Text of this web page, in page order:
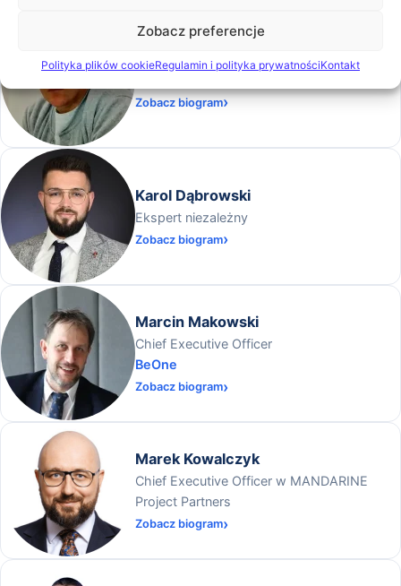
Zobacz preferencje
Polityka plików cookieRegulamin i polityka prywatnościKontakt
Jacek Litwicki
Zobacz biogram
Karol Dąbrowski
Ekspert niezależny
Zobacz biogram
Marcin Makowski
Chief Executive Officer
BeOne
Zobacz biogram
Marek Kowalczyk
Chief Executive Officer w MANDARINE
Project Partners
Zobacz biogram